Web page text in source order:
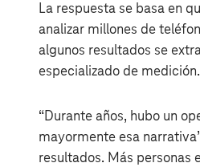
La respuesta se basa en
analizar millones de
algunos resultados se
especializado de medición.
“Durante años, hubo un
mayormente esa
resultados. Más personas